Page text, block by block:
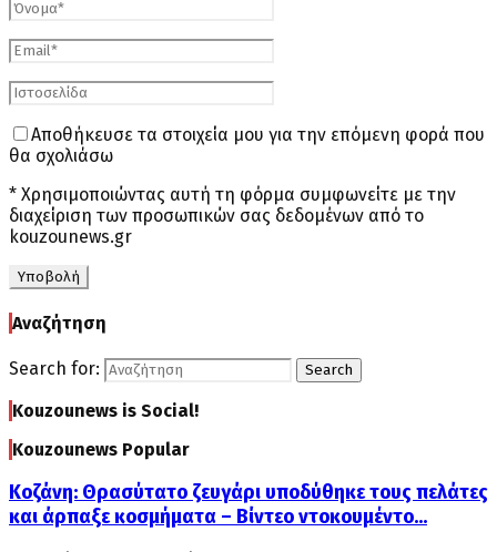
Αποθήκευσε τα στοιχεία μου για την επόμενη φορά που
θα σχολιάσω
* Χρησιμοποιώντας αυτή τη φόρμα συμφωνείτε με την
διαχείριση των προσωπικών σας δεδομένων από το
kouzounews.gr
Αναζήτηση
Search for: Search
Kouzounews is Social!
Kouzounews Popular
Κοζάνη: Θρασύτατο ζευγάρι υποδύθηκε τους πελάτες
και άρπαξε κοσμήματα – Βίντεο ντοκουμέντο...